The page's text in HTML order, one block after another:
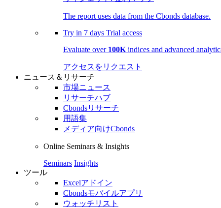
The report uses data from the Cbonds database.
Try in 7 days Trial access
Evaluate over 100K indices and advanced
アクセスをリクエスト
ニュース＆リサーチ
市場ニュース
リサーチハブ
Cbondsリサーチ
用語集
メディア向けCbonds
Online Seminars & Insights
Seminars Insights
ツール
Excelアドイン
Cbondsモバイルアプリ
ウォッチリスト